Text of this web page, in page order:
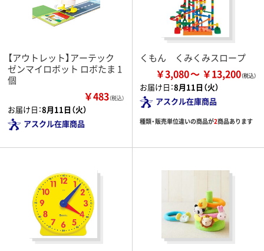
【アウトレット】アーテック
ゼンマイロボット ロボたま 1
個
￥483（税込）
お届け日：8月11日（火）
アスクル在庫商品
くもん くみくみスロープ
￥3,080 ￥13,200
お届け日：8月11日（火）
アスクル在庫商品
種類・販売単位違いの商品が2商品あります